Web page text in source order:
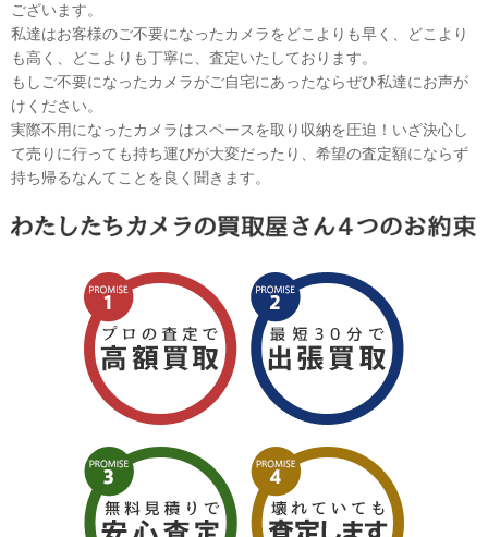
ございます。
私達はお客様のご不要になったカメラをどこよりも早く、どこより
も高く、どこよりも丁寧に、査定いたしております。
もしご不要になったカメラがご自宅にあったならぜひ私達にお声が
けください。
実際不用になったカメラはスペースを取り収納を圧迫！いざ決心し
て売りに行っても持ち運びが大変だったり、希望の査定額にならず
持ち帰るなんてことを良く聞きます。